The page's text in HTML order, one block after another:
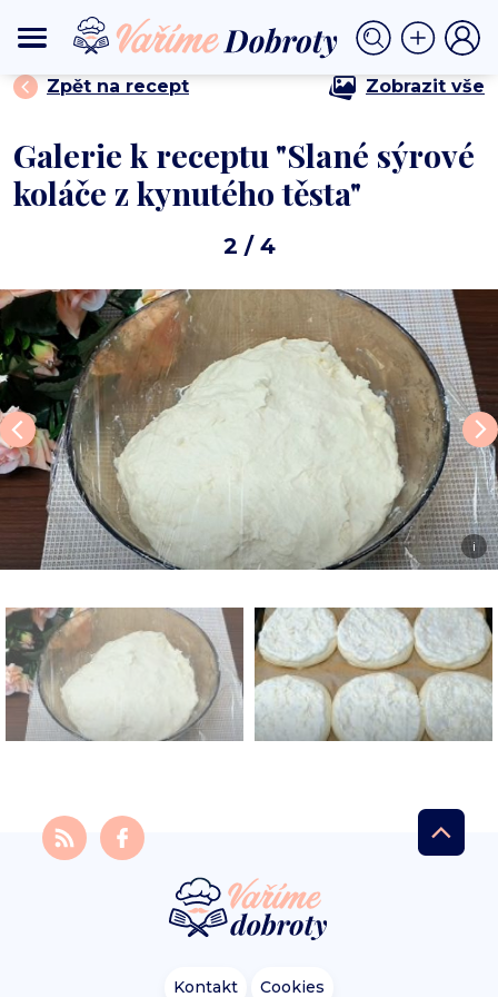
DOMŮ BEZMASÁ JÍDLA ⟩ Slané sýrové koláče z kynutého těsta
Zpět na recept Zobrazit vše
Galerie k receptu "Slané sýrové
koláče z kynutého těsta"
2 / 4
i
Kontakt Cookies